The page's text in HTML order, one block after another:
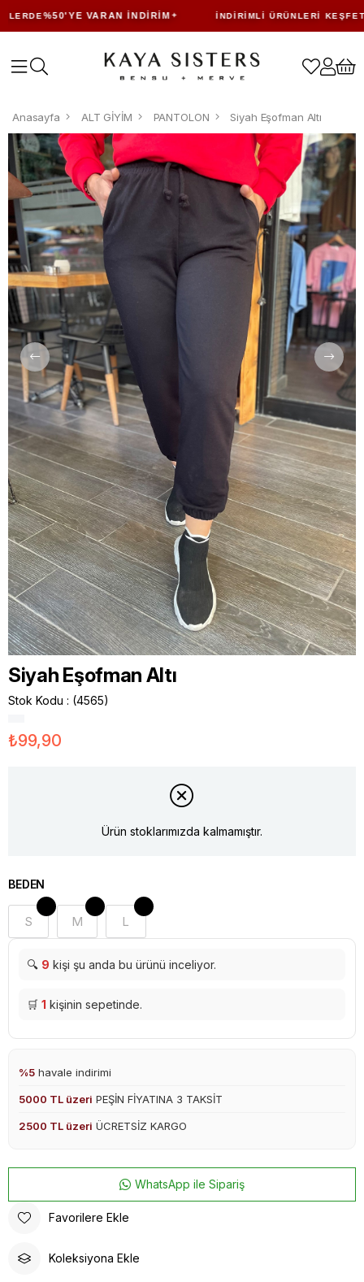
%50'YE VARAN İNDIRIM İNDIRIMLI ÜRÜNLERI KEŞFET
Anasayfa ALT GİYİM PANTOLON Siyah Eşofman Altı
Siyah Eşofman Altı
Stok Kodu (4565)
₺99,90
Ürün stoklarımızda kalmamıştır.
BEDEN
S M L
🔍 9 kişi şu anda bu ürünü inceliyor.
🛒 1 kişinin sepetinde.
%5 havale indirimi
5000 TL üzeri PEŞİN FİYATINA 3 TAKSİT
2500 TL üzeri ÜCRETSİZ KARGO
WhatsApp ile Sipariş
Favorilere Ekle
Koleksiyona Ekle